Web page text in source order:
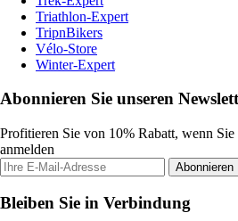
Triathlon-Expert
TripnBikers
Vélo-Store
Winter-Expert
Abonnieren Sie unseren
Profitieren Sie von 10% Rabatt, wenn
anmelden
Abonnieren
Bleiben Sie in Verbindung